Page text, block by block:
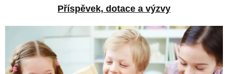
Příspěvek, dotace a výzvy